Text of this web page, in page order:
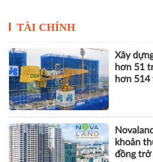
TÀI CHÍNH
Xây
hơn 51
hơn
khoản
đồng trở